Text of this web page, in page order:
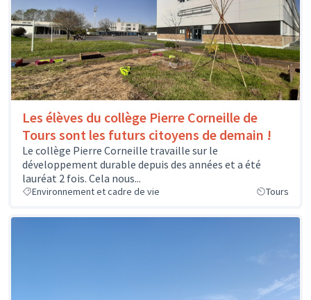
Les élèves du collège Pierre Corneille de
Tours sont les futurs citoyens de demain !
Le collège Pierre Corneille travaille sur le
développement durable depuis des années et a été
lauréat 2 fois. Cela nous...
Environnement et cadre de vie Tours